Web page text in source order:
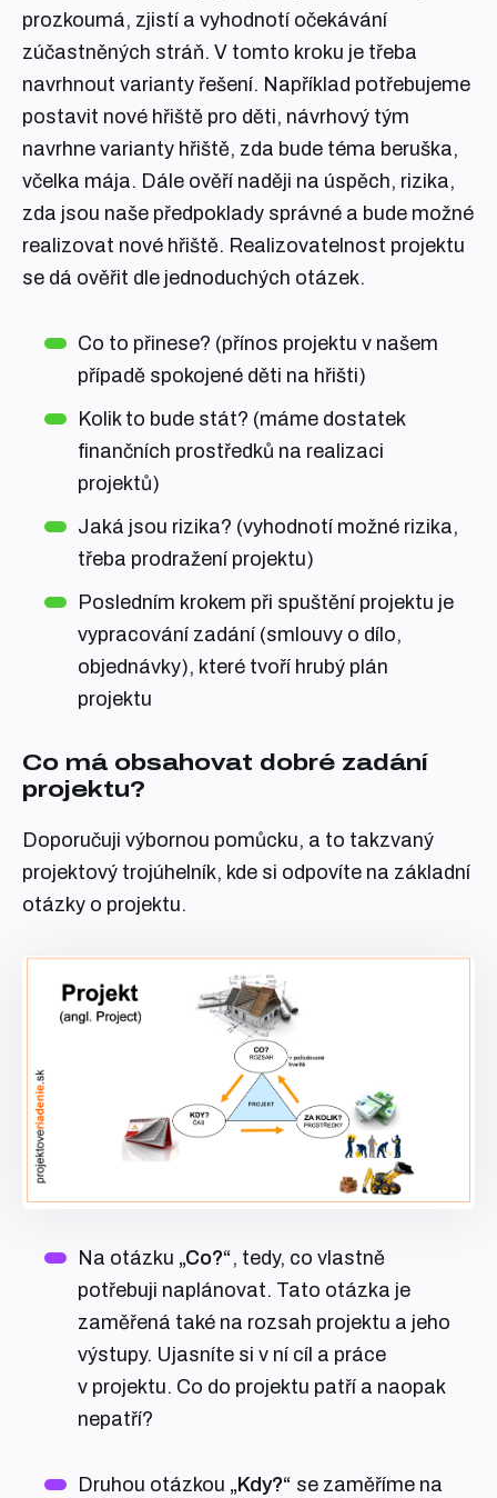
prozkoumá, zjistí a vyhodnotí očekávání
zúčastněných stráň. V tomto kroku je třeba
navrhnout varianty řešení. Například potřebujeme
postavit nové hřiště pro děti, návrhový tým
navrhne varianty hřiště, zda bude téma beruška,
včelka mája. Dále ověří naději na úspěch, rizika,
zda jsou naše předpoklady správné a bude možné
realizovat nové hřiště. Realizovatelnost projektu
se dá ověřit dle jednoduchých otázek.
Co to přinese? (přínos projektu v našem
případě spokojené děti na hřišti)
Kolik to bude stát? (máme dostatek
finančních prostředků na realizaci
projektů)
Jaká jsou rizika? (vyhodnotí možné rizika,
třeba prodražení projektu)
Posledním krokem při spuštění projektu je
vypracování zadání (smlouvy o dílo,
objednávky), které tvoří hrubý plán
projektu
Co má obsahovat dobré zadání
projektu?
Doporučuji výbornou pomůcku, a to takzvaný
projektový trojúhelník, kde si odpovíte na základní
otázky o projektu.
Na otázku „Co?“, tedy, co vlastně
potřebuji naplánovat. Tato otázka je
zaměřená také na rozsah projektu a jeho
výstupy. Ujasníte si v ní cíl a práce
v projektu. Co do projektu patří a naopak
nepatří?
Druhou otázkou „Kdy?“ se zaměříme na